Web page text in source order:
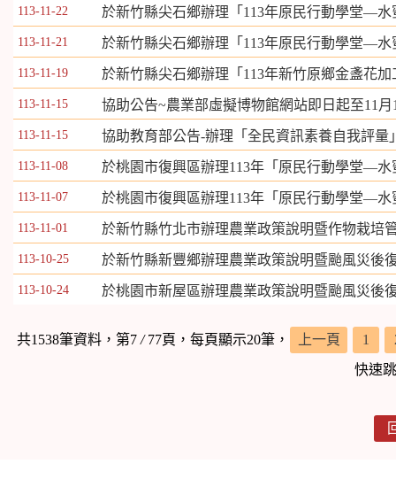
113-11-22 於新竹縣尖石鄉辦理「113年原民行動學堂—水
113-11-21 於新竹縣尖石鄉辦理「113年原民行動學堂—水
113-11-19 於新竹縣尖石鄉辦理「113年新竹原鄉金盞花
113-11-15 協助公告~農業部虛擬博物館網站即日起至11
113-11-15 協助教育部公告-辦理「全民資訊素養自我評量
113-11-08 於桃園市復興區辦理113年「原民行動學堂—水
113-11-07 於桃園市復興區辦理113年「原民行動學堂—水
113-11-01 於新竹縣竹北市辦理農業政策說明暨作物栽培
113-10-25 於新竹縣新豐鄉辦理農業政策說明暨颱風災後
113-10-24 於桃園市新屋區辦理農業政策說明暨颱風災後
共1538筆資料，第7 /77頁，每頁顯示20筆， 上一頁 1
快速